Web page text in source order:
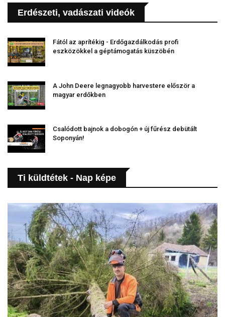
Erdészeti, vadászati videók
Fától az aprítékig - Erdőgazdálkodás profi
eszközökkel a géptámogatás küszöbén
A John Deere legnagyobb harvestere először a
magyar erdőkben
Csalódott bajnok a dobogón + új fűrész debütált
Soponyán!
Ti küldtétek - Nap képe